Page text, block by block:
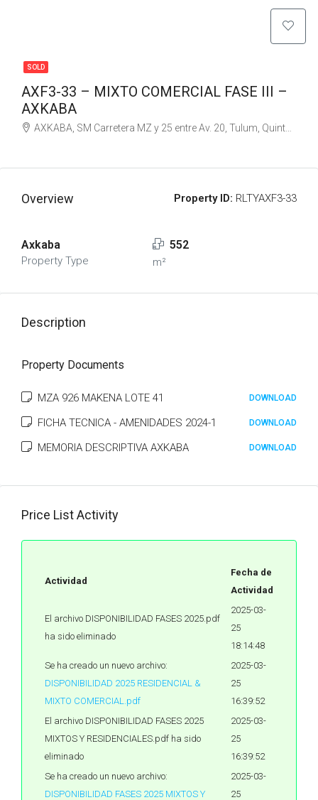
SOLD
AXF3-33 – MIXTO COMERCIAL FASE III –
AXKABA
AXKABA, SM Carretera MZ y 25 entre Av. 20, Tulum, Quintana Roo, Mexico
Overview Property ID: RLTYAXF3-33
Axkaba
Property Type
552
m²
Description
Property Documents
MZA 926 MAKENA LOTE 41 DOWNLOAD
FICHA TECNICA - AMENIDADES 2024-1 DOWNLOAD
MEMORIA DESCRIPTIVA AXKABA DOWNLOAD
Price List Activity
Actividad
Fecha de
Actividad
El archivo DISPONIBILIDAD FASES 2025.pdf
ha sido eliminado
2025-03-
25
18:14:48
Se ha creado un nuevo archivo:
DISPONIBILIDAD 2025 RESIDENCIAL &
MIXTO COMERCIAL.pdf
2025-03-
25
16:39:52
El archivo DISPONIBILIDAD FASES 2025
MIXTOS Y RESIDENCIALES.pdf ha sido
eliminado
2025-03-
25
16:39:52
Se ha creado un nuevo archivo:
DISPONIBILIDAD FASES 2025 MIXTOS Y
2025-03-
25